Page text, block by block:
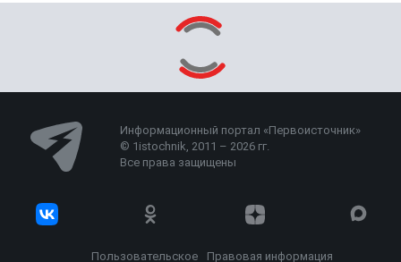
Информационный портал «Первоисточник»
© 1istochnik, 2011 – 2026 гг.
Все права защищены
Пользовательское Правовая информация